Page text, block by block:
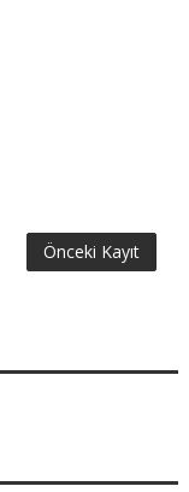
Önceki Kayıt